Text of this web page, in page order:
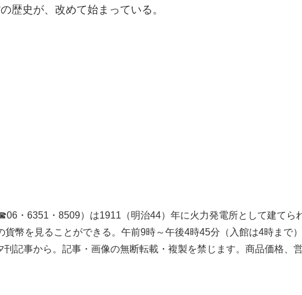
歴史が、改めて始まっている。
・6351・8509）は1911（明治44）年に火力発電所として建てら
貨幣を見ることができる。午前9時～午後4時45分（入館は4時まで
記事から。記事・画像の無断転載・複製を禁じます。商品価格